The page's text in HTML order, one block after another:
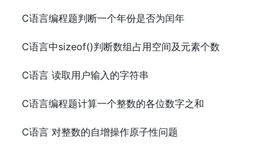
C语言编程题判断一个年份是否为闰年
C语言中sizeof()判断数组占用空间及元素个数
C语言 读取用户输入的字符串
C语言编程题计算一个整数的各位数字之和
C语言 对整数的自增操作原子性问题